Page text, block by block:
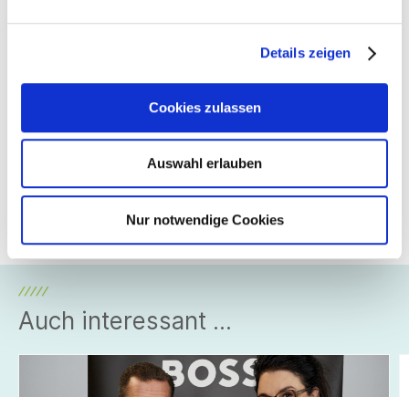
Details zeigen
Cookies zulassen
Auswahl erlauben
Nur notwendige Cookies
Auch, weil sie keinerlei zusätzliche Energie benötigt und
mit grünem Gewissen zugleich schläft es sich einfach am
besten – egal, wie heiß es draußen ist.
pervormance international GmbH
Auch interessant ...